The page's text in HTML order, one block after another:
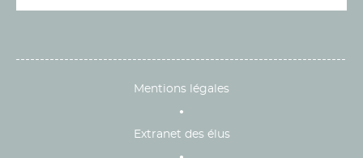
Mentions légales
Extranet des élus